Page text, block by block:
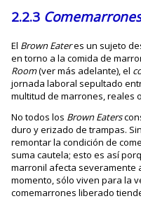
2.2.3
El Brown Eateres un sujeto
en torno a la comida de
Room(ver más adelante), el
jornada laboral sepultado
multitud de marrones, reales
No todos los Brown Eaters
duro y erizado de trampas.
remontar la condición de
suma cautela; esto es así
marronil afecta severamente
momento, sólo viven para la
comemarrones liberado